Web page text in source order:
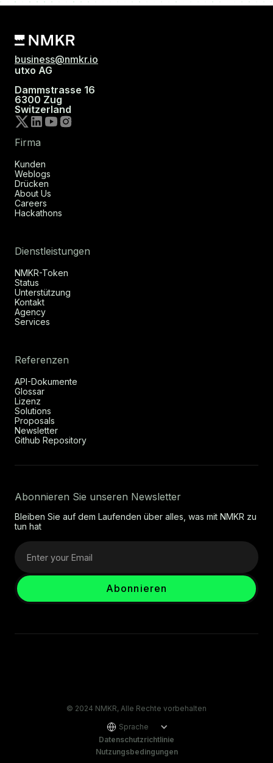
business@nmkr.io
utxo AG
Dammstrasse 16
6300 Zug
Switzerland
Firma
Kunden
Weblogs
Drücken
About Us
Careers
Hackathons
Dienstleistungen
NMKR-Token
Status
Unterstützung
Kontakt
Agency
Services
Referenzen
API-Dokumente
Glossar
Lizenz
Solutions
Proposals
Newsletter
Github Repository
Abonnieren Sie unseren Newsletter
Bleiben Sie auf dem Laufenden über alles, was mit NMKR zu
tun hat
© 2024 NMKR, Alle Rechte vorbehalten
Sprache
Datenschutzrichtlinie
Nutzungsbedingungen